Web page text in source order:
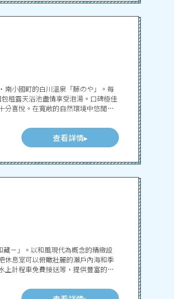
南小國町的白川溫泉「藤のや」。每
租露天浴池盡情享受泡湯。口碑極佳
分喜悅。在寬敞的自然環境中悠閒散
查看詳情
藏－」。以和風現代為概念的精緻設
休息室可以俯瞰壯麗的瀨戶內海和季
上計程車免費接送等，提供豐富的服